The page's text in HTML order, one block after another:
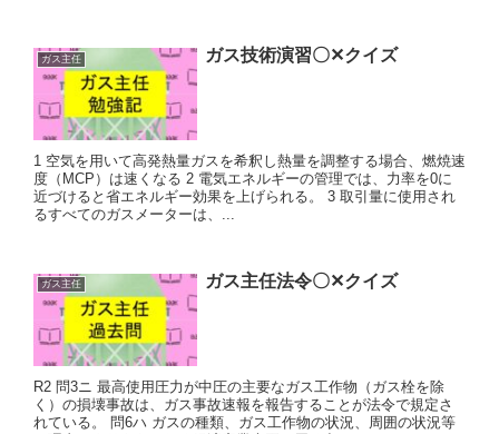
ガス主任 ガス技術演習〇✕クイズ
1 空気を用いて高発熱量ガスを希釈し熱量を調整する場合、燃焼速
度（MCP）は速くなる 2 電気エネルギーの管理では、力率を0に
近づけると省エネルギー効果を上げられる。 3 取引量に使用され
るすべてのガスメーターは、...
ガス主任 ガス主任法令〇✕クイズ
R2 問3ニ 最高使用圧力が中圧の主要なガス工作物（ガス栓を除
く）の損壊事故は、ガス事故速報を報告することが法令で規定さ
れている。 問6ハ ガスの種類、ガス工作物の状況、周囲の状況等